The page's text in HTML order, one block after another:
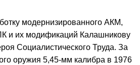
модернизированного АКМ,
и их модификаций Калашникову
Социалистического Труда. За
оружия 5,45-мм калибра в 1976